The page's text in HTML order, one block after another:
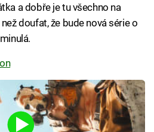
a dobře je tu všechno na
doufat, že bude nová série o